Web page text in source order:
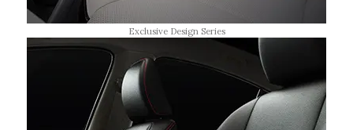
Exclusive Design Series